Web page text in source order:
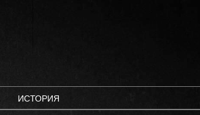
ИСТОРИЯ